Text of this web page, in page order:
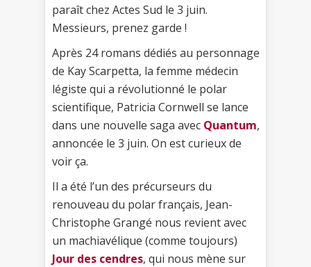
paraît chez Actes Sud le 3 juin.
Messieurs, prenez garde !
Après 24 romans dédiés au personnage
de Kay Scarpetta, la femme médecin
légiste qui a révolutionné le polar
scientifique, Patricia Cornwell se lance
dans une nouvelle saga avec Quantum,
annoncée le 3 juin. On est curieux de
voir ça.
Il a été l’un des précurseurs du
renouveau du polar français, Jean-
Christophe Grangé nous revient avec
un machiavélique (comme toujours)
Jour des cendres, qui nous mène sur